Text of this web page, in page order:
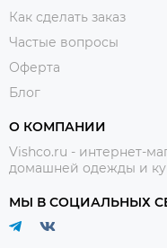
Как сделать заказ
Частые вопросы
Оферта
Блог
О КОМПАНИИ
Vishco.ru - интернет-
домашней одежды и
МЫ В СОЦИАЛЬНЫХ